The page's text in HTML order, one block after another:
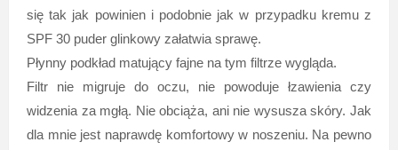
się tak jak powinien i podobnie jak w przypadku kremu z
SPF 30 puder glinkowy załatwia sprawę.
Płynny podkład matujący fajne na tym filtrze wygląda.
Filtr nie migruje do oczu, nie powoduje łzawienia czy
widzenia za mgłą. Nie obciąża, ani nie wysusza skóry. Jak
dla mnie jest naprawdę komfortowy w noszeniu. Na pewno